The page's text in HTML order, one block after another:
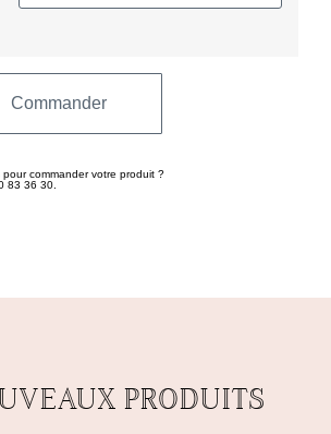
Commander
commander votre produit ?
83 36 30.
PRODUITS